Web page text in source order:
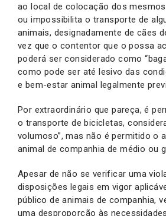
ao local de colocação dos
ou impossibilita o transporte de
animais, designadamente de cães
vez que o contentor que o possa
poderá ser considerado como
como pode ser até lesivo das
e bem-estar animal legalmente
Por extraordinário que pareça, é
o transporte de bicicletas,
volumoso”, mas não é permitido o
animal de companhia de médio ou
Apesar de não se verificar uma
disposições legais em vigor
público de animais de companhia,
uma desproporção às